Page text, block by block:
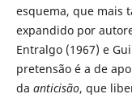
esquema, que mais
expandido por
Entralgo (1967) e
pretensão é a de
da anticisão, que